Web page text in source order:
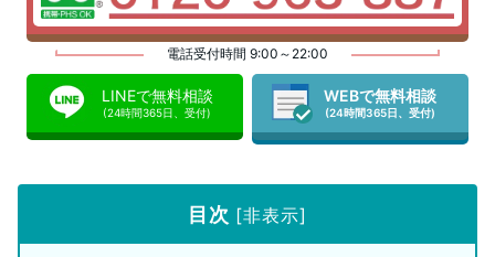
電話受付時間 9:00～22:00
LINEで無料相談
(24時間365日、受付)
WEBで無料相談
(24時間365日、受付)
目次 [非表示]